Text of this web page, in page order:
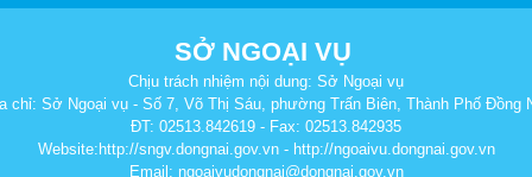
SỞ NGOẠI VỤ
Chịu trách nhiệm nội dung: Sở Ngoại vụ
chỉ: Sở Ngoại vụ - Số 7, Võ Thị Sáu, phường Trấn Biên, Thành Phố Đồng
ĐT: 02513.842619 - Fax: 02513.842935
Website:http://sngv.dongnai.gov.vn - http://ngoaivu.dongnai.gov.vn
Email: ngoaivudongnai@dongnai.gov.vn